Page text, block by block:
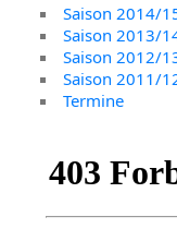
Saison 2014/
Saison 2013/
Saison 2012/
Saison 2011/
Termine